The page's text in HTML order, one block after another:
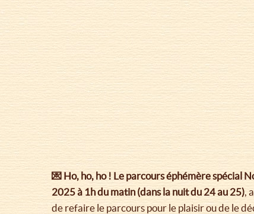
💌 Ho, ho, ho ! Le parcours éphémère spécial
2025 à 1h du matin (dans la nuit du 24 au 25) ,
de refaire le parcours pour le plaisir ou de le